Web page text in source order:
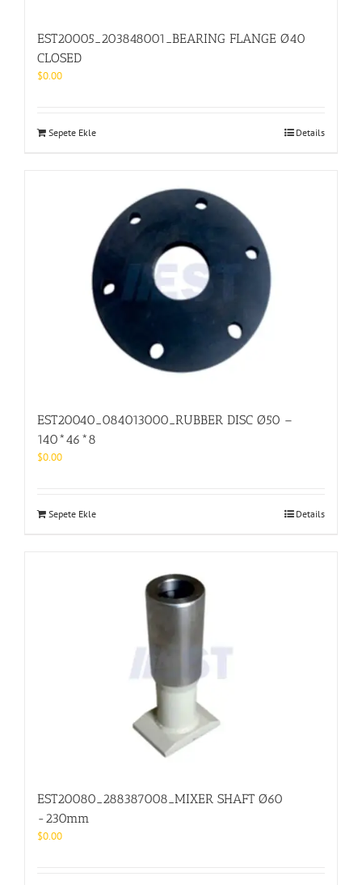
EST20005_203848001_BEARING FLANGE Ø40
CLOSED
$0.00
Sepete Ekle Details
EST20040_084013000_RUBBER DISC Ø50 –
140*46*8
$0.00
Sepete Ekle Details
EST20080_288387008_MIXER SHAFT Ø60
-230mm
$0.00